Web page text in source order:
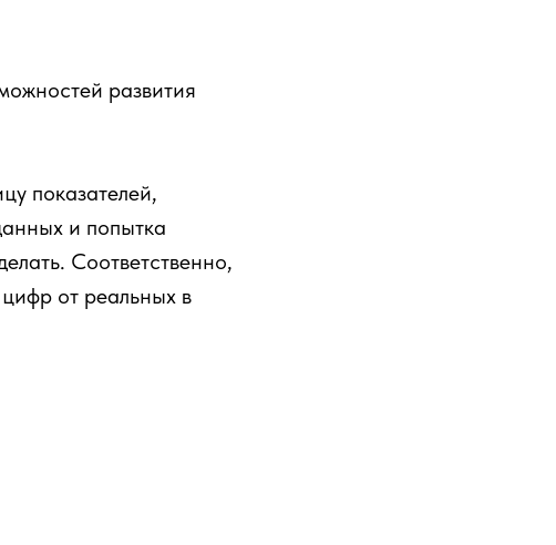
развития
показателей,
и попытка
Соответственно,
от реальных в